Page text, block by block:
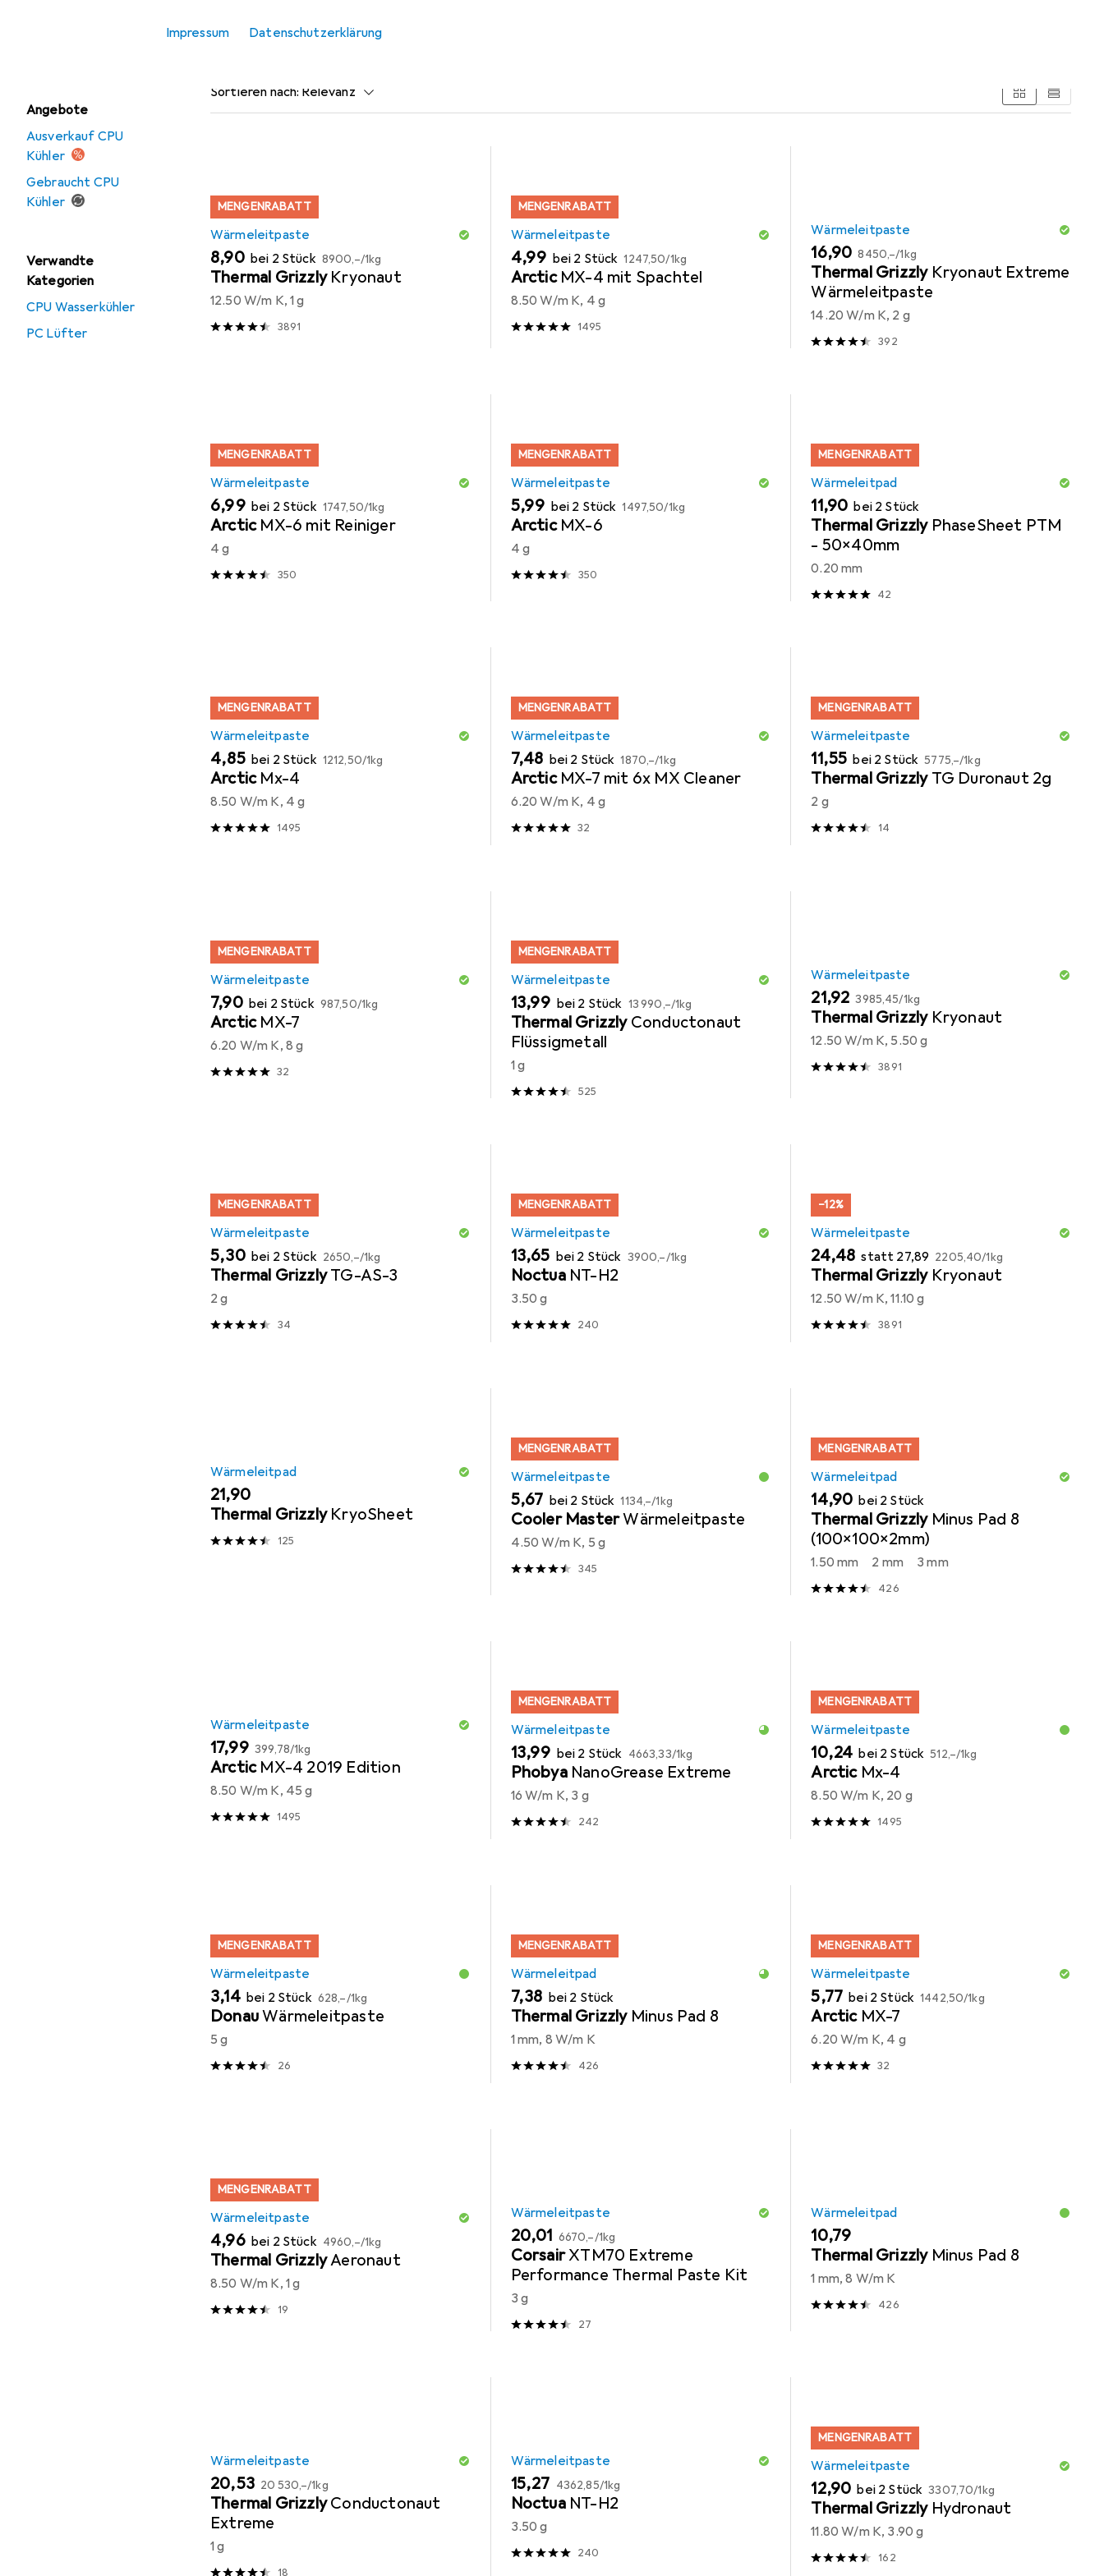
Impressum Datenschutzerklärung
Angebote
Ausverkauf CPU
Kühler
Gebraucht CPU
Kühler
Verwandte
Kategorien
CPU Wasserkühler
PC Lüfter
Wärmeleitpaste
Sortieren nach: Relevanz
MENGENRABATT
Wärmeleitpaste
EUR
8,90 bei 2 Stück EUR
8900,–/1kg
Thermal Grizzly Kryonaut
12.50 W/m K, 1 g
3891
MENGENRABATT
Wärmeleitpaste
EUR
4,99 bei 2 Stück EUR
1247,50/1kg
Arctic MX-4 mit Spachtel
8.50 W/m K, 4 g
1495
Wärmeleitpaste
EUR
16,90 EUR
8450,–/1kg
Thermal Grizzly Kryonaut Extreme
Wärmeleitpaste
14.20 W/m K, 2 g
392
MENGENRABATT
Wärmeleitpaste
EUR
6,99 bei 2 Stück EUR
1747,50/1kg
Arctic MX-6 mit Reiniger
4 g
350
MENGENRABATT
Wärmeleitpaste
EUR
5,99 bei 2 Stück EUR
1497,50/1kg
Arctic MX-6
4 g
350
MENGENRABATT
Wärmeleitpad
EUR
11,90 bei 2 Stück
Thermal Grizzly PhaseSheet PTM
- 50x40mm
0.20 mm
42
MENGENRABATT
Wärmeleitpaste
EUR
4,85 bei 2 Stück EUR
1212,50/1kg
Arctic Mx-4
8.50 W/m K, 4 g
1495
MENGENRABATT
Wärmeleitpaste
EUR
7,48 bei 2 Stück EUR
1870,–/1kg
Arctic MX-7 mit 6x MX Cleaner
6.20 W/m K, 4 g
32
MENGENRABATT
Wärmeleitpaste
EUR
11,55 bei 2 Stück EUR
5775,–/1kg
Thermal Grizzly TG Duronaut 2g
2 g
14
MENGENRABATT
Wärmeleitpaste
EUR
7,90 bei 2 Stück EUR
987,50/1kg
Arctic MX-7
6.20 W/m K, 8 g
32
MENGENRABATT
Wärmeleitpaste
EUR
13,99 bei 2 Stück EUR
13 990,–/1kg
Thermal Grizzly Conductonaut
Flüssigmetall
1 g
525
Wärmeleitpaste
EUR
21,92 EUR
3985,45/1kg
Thermal Grizzly Kryonaut
12.50 W/m K, 5.50 g
3891
MENGENRABATT
Wärmeleitpaste
EUR
5,30 bei 2 Stück EUR
2650,–/1kg
Thermal Grizzly TG-AS-3
2 g
34
MENGENRABATT
Wärmeleitpaste
EUR
13,65 bei 2 Stück EUR
3900,–/1kg
Noctua NT-H2
3.50 g
240
−12%
Wärmeleitpaste
EUR
24,48 statt EUR
27,89 EUR
2205,40/1kg
Thermal Grizzly Kryonaut
12.50 W/m K, 11.10 g
3891
Wärmeleitpad
EUR
21,90
Thermal Grizzly KryoSheet
125
MENGENRABATT
Wärmeleitpaste
EUR
5,67 bei 2 Stück EUR
1134,–/1kg
Cooler MasterWärmeleitpaste
4.50 W/m K, 5 g
345
MENGENRABATT
Wärmeleitpad
EUR
14,90 bei 2 Stück
Thermal Grizzly Minus Pad 8
(100x100x2mm)
1.50 mm 2 mm 3 mm
426
Wärmeleitpaste
EUR
17,99 EUR
399,78/1kg
Arctic MX-4 2019 Edition
8.50 W/m K, 45 g
1495
MENGENRABATT
Wärmeleitpaste
EUR
13,99 bei 2 Stück EUR
4663,33/1kg
Phobya NanoGrease Extreme
16 W/m K, 3 g
242
MENGENRABATT
Wärmeleitpaste
EUR
10,24 bei 2 Stück EUR
512,–/1kg
Arctic Mx-4
8.50 W/m K, 20 g
1495
MENGENRABATT
Wärmeleitpaste
EUR
3,14 bei 2 Stück EUR
628,–/1kg
DonauWärmeleitpaste
5 g
26
MENGENRABATT
Wärmeleitpad
EUR
7,38 bei 2 Stück
Thermal Grizzly Minus Pad 8
1 mm, 8 W/m K
426
MENGENRABATT
Wärmeleitpaste
EUR
5,77 bei 2 Stück EUR
1442,50/1kg
Arctic MX-7
6.20 W/m K, 4 g
32
MENGENRABATT
Wärmeleitpaste
EUR
4,96 bei 2 Stück EUR
4960,–/1kg
Thermal GrizzlyAeronaut
8.50 W/m K, 1 g
19
Wärmeleitpaste
EUR
20,01 EUR
6670,–/1kg
CorsairXTM70 Extreme
Performance Thermal Paste Kit
3 g
27
Wärmeleitpad
EUR
10,79
Thermal Grizzly Minus Pad 8
1 mm, 8 W/m K
426
Wärmeleitpaste
EUR
20,53 EUR
20 530,–/1kg
Thermal Grizzly Conductonaut
Extreme
1 g
18
Wärmeleitpaste
EUR
15,27 EUR
4362,85/1kg
Noctua NT-H2
3.50 g
240
MENGENRABATT
Wärmeleitpaste
EUR
12,90 bei 2 Stück EUR
3307,70/1kg
Thermal Grizzly Hydronaut
11.80 W/m K, 3.90 g
162